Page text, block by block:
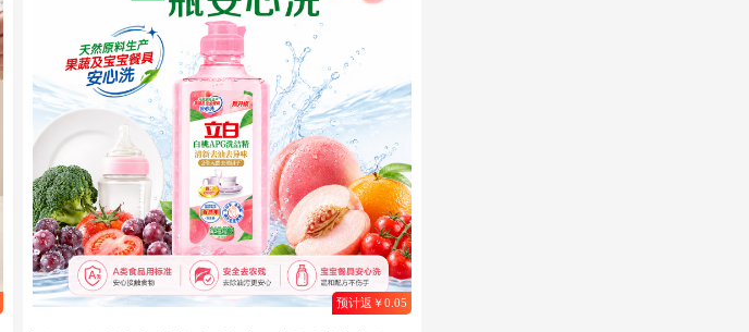
预计返￥0.05